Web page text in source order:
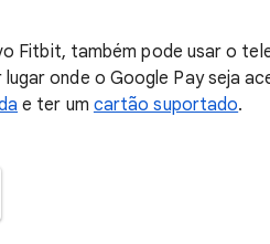
Fitbit, também pode usar o
onde o Google Pay seja
e ter um cartão suportado.